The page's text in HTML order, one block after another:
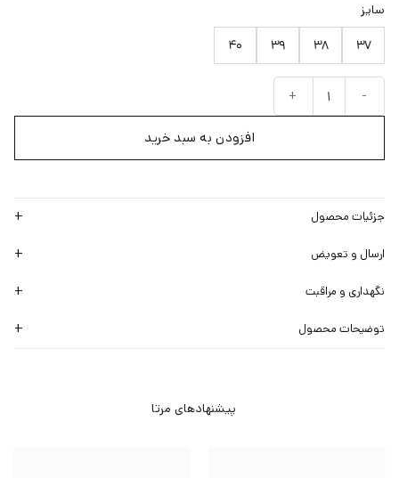
سایز
37
38
39
40
افزودن به سبد خرید
جزئیات محصول
ارسال و تعویض
نگهداری و مراقبت
توضیحات محصول